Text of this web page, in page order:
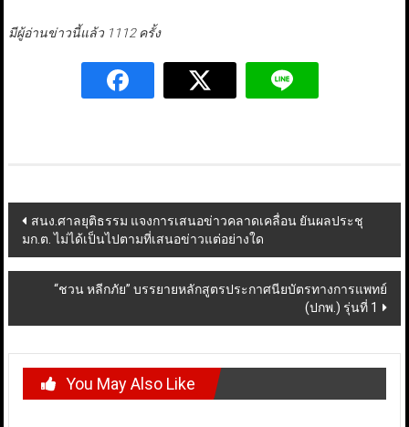
มีผู้อ่านข่าวนี้แล้ว 1112 ครั้ง
Post
navigation
สนง.ศาลยุติธรรม แจงการเสนอข่าวคลาดเคลื่อน ยันผลประชุ
มก.ต. ไม่ได้เป็นไปตามที่เสนอข่าวแต่อย่างใด
“ชวน หลีกภัย” บรรยายหลักสูตรประกาศนียบัตรทางการแพทย์
(ปกพ.) รุ่นที่ 1
You May Also Like